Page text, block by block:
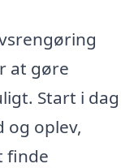
at gøre
Start i dag
og oplev,
finde